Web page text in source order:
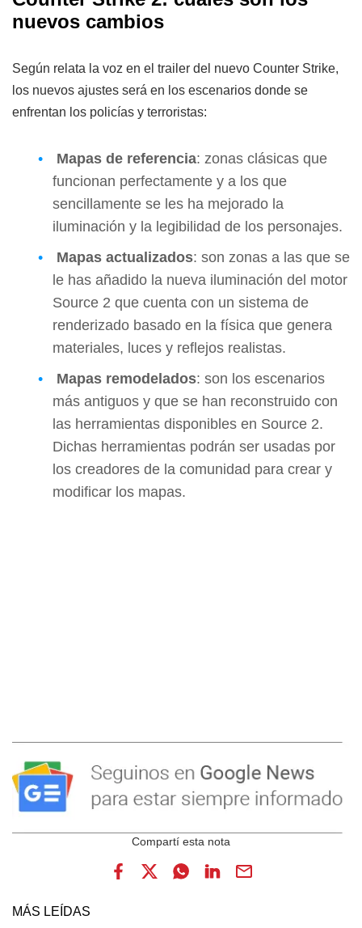
nuevos cambios
Según relata la voz en el trailer del nuevo Counter Strike,
los nuevos ajustes será en los escenarios donde se
enfrentan los policías y terroristas:
Mapas de referencia: zonas clásicas que
funcionan perfectamente y a los que
sencillamente se les ha mejorado la
iluminación y la legibilidad de los personajes.
Mapas actualizados: son zonas a las que se
le has añadido la nueva iluminación del motor
Source 2 que cuenta con un sistema de
renderizado basado en la física que genera
materiales, luces y reflejos realistas.
Mapas remodelados: son los escenarios
más antiguos y que se han reconstruido con
las herramientas disponibles en Source 2.
Dichas herramientas podrán ser usadas por
los creadores de la comunidad para crear y
modificar los mapas.
MÁS LEÍDAS